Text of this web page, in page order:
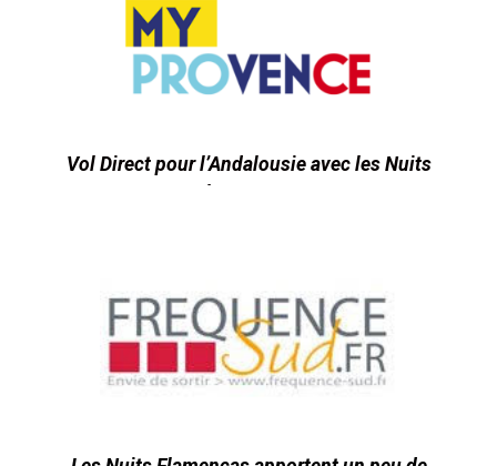
Vol Direct pour l’Andalousie avec les Nuits
Flamencas !